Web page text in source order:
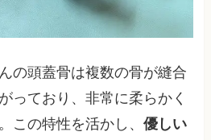
の頭蓋骨は複数の骨が縫合
っており、非常に柔らかく
この特性を活かし、優しい